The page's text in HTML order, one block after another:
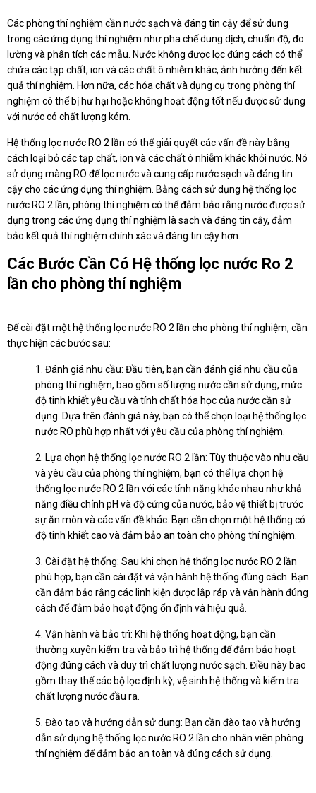
Các phòng thí nghiệm cần nước sạch và đáng tin cậy để sử dụng
trong các ứng dụng thí nghiệm như pha chế dung dịch, chuẩn độ, đo
lường và phân tích các mẫu. Nước không được lọc đúng cách có thể
chứa các tạp chất, ion và các chất ô nhiễm khác, ảnh hưởng đến kết
quả thí nghiệm. Hơn nữa, các hóa chất và dụng cụ trong phòng thí
nghiệm có thể bị hư hại hoặc không hoạt động tốt nếu được sử dụng
với nước có chất lượng kém.
Hệ thống lọc nước RO 2 lần có thể giải quyết các vấn đề này bằng
cách loại bỏ các tạp chất, ion và các chất ô nhiễm khác khỏi nước. Nó
sử dụng màng RO để lọc nước và cung cấp nước sạch và đáng tin
cậy cho các ứng dụng thí nghiệm. Bằng cách sử dụng hệ thống lọc
nước RO 2 lần, phòng thí nghiệm có thể đảm bảo rằng nước được sử
dụng trong các ứng dụng thí nghiệm là sạch và đáng tin cậy, đảm
bảo kết quả thí nghiệm chính xác và đáng tin cậy hơn.
Các Bước Cần Có Hệ thống lọc nước Ro 2
lần cho phòng thí nghiệm
Để cài đặt một hệ thống lọc nước RO 2 lần cho phòng thí nghiệm, cần
thực hiện các bước sau:
1. Đánh giá nhu cầu: Đầu tiên, bạn cần đánh giá nhu cầu của
phòng thí nghiệm, bao gồm số lượng nước cần sử dụng, mức
độ tinh khiết yêu cầu và tính chất hóa học của nước cần sử
dụng. Dựa trên đánh giá này, bạn có thể chọn loại hệ thống lọc
nước RO phù hợp nhất với yêu cầu của phòng thí nghiệm.
2. Lựa chọn hệ thống lọc nước RO 2 lần: Tùy thuộc vào nhu cầu
và yêu cầu của phòng thí nghiệm, bạn có thể lựa chọn hệ
thống lọc nước RO 2 lần với các tính năng khác nhau như khả
năng điều chỉnh pH và độ cứng của nước, bảo vệ thiết bị trước
sự ăn mòn và các vấn đề khác. Bạn cần chọn một hệ thống có
độ tinh khiết cao và đảm bảo an toàn cho phòng thí nghiệm.
3. Cài đặt hệ thống: Sau khi chọn hệ thống lọc nước RO 2 lần
phù hợp, bạn cần cài đặt và vận hành hệ thống đúng cách. Bạn
cần đảm bảo rằng các linh kiện được lắp ráp và vận hành đúng
cách để đảm bảo hoạt động ổn định và hiệu quả.
4. Vận hành và bảo trì: Khi hệ thống hoạt động, bạn cần
thường xuyên kiểm tra và bảo trì hệ thống để đảm bảo hoạt
động đúng cách và duy trì chất lượng nước sạch. Điều này bao
gồm thay thế các bộ lọc định kỳ, vệ sinh hệ thống và kiểm tra
chất lượng nước đầu ra.
5. Đào tạo và hướng dẫn sử dụng: Bạn cần đào tạo và hướng
dẫn sử dụng hệ thống lọc nước RO 2 lần cho nhân viên phòng
thí nghiệm để đảm bảo an toàn và đúng cách sử dụng.